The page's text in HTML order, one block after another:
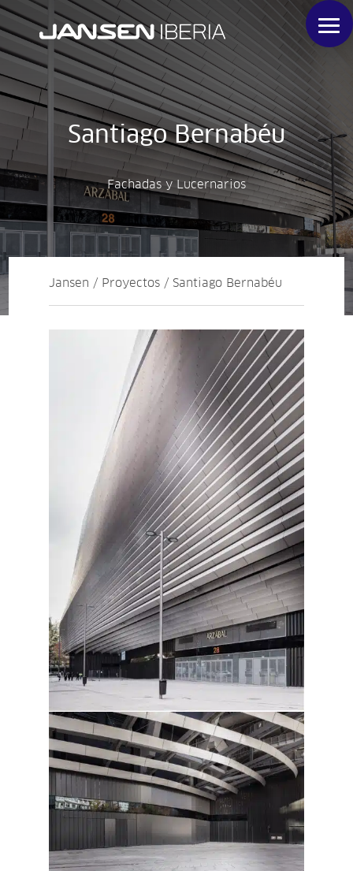
Santiago Bernabéu
Fachadas y Lucernarios
Jansen / Proyectos / Santiago Bernabéu